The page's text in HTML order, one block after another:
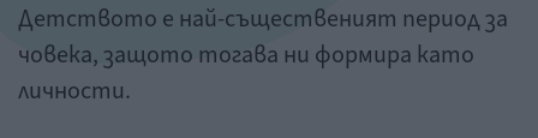
Детството е най-същественият период за
човека, защото тогава ни формира като
личности.